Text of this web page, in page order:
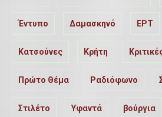
Έντυπο Δαμασκηνό ΕΡΤ
Κατσούνες Κρήτη
Πρώτο Θέμα Ραδιόφωνο
Στιλέτο Υφαντά βούργια